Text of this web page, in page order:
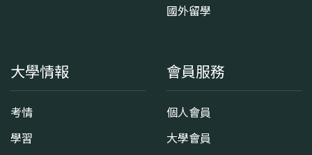
國外留學
大學情報
考情
學習
會員服務
個人會員
大學會員